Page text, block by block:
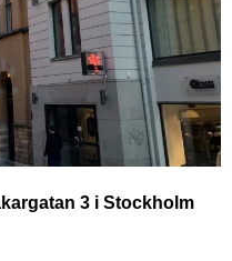
3 i Stockholm